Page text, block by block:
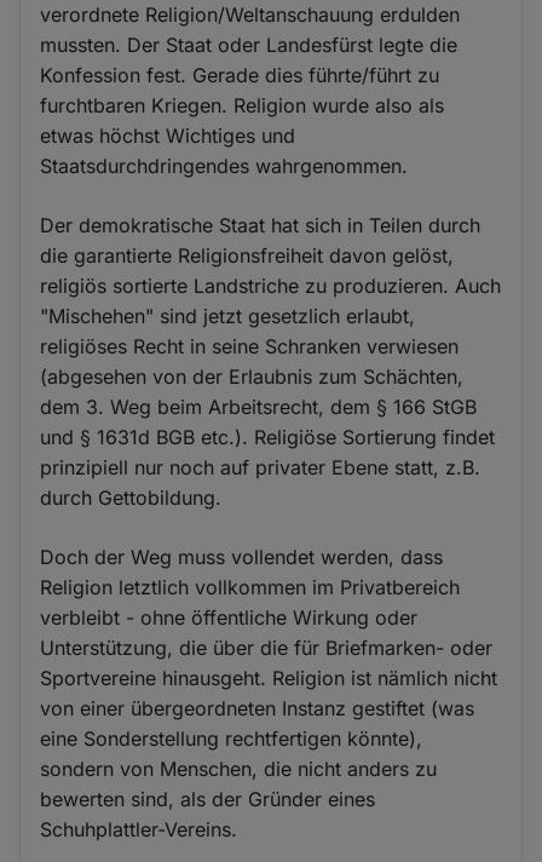
verordnete Religion/Weltanschauung erdulden
mussten. Der Staat oder Landesfürst legte die
Konfession fest. Gerade dies führte/führt zu
furchtbaren Kriegen. Religion wurde also als
etwas höchst Wichtiges und
Staatsdurchdringendes wahrgenommen.
Der demokratische Staat hat sich in Teilen durch
die garantierte Religionsfreiheit davon gelöst,
religiös sortierte Landstriche zu produzieren. Auch
"Mischehen" sind jetzt gesetzlich erlaubt,
religiöses Recht in seine Schranken verwiesen
(abgesehen von der Erlaubnis zum Schächten,
dem 3. Weg beim Arbeitsrecht, dem § 166 StGB
und § 1631d BGB etc.). Religiöse Sortierung findet
prinzipiell nur noch auf privater Ebene statt, z.B.
durch Gettobildung.
Doch der Weg muss vollendet werden, dass
Religion letztlich vollkommen im Privatbereich
verbleibt - ohne öffentliche Wirkung oder
Unterstützung, die über die für Briefmarken- oder
Sportvereine hinausgeht. Religion ist nämlich nicht
von einer übergeordneten Instanz gestiftet (was
eine Sonderstellung rechtfertigen könnte),
sondern von Menschen, die nicht anders zu
bewerten sind, als der Gründer eines
Schuhplattler-Vereins.